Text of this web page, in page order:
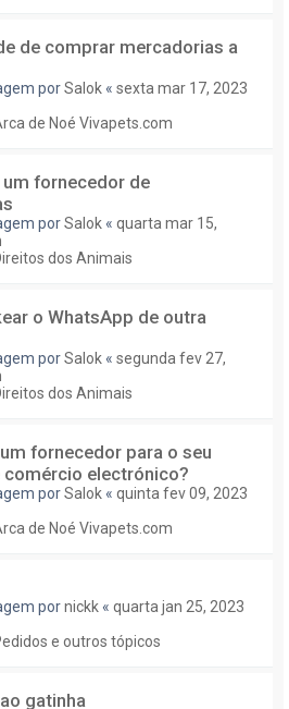
de comprar mercadorias a
porSalok « sexta mar 17, 2023
de Noé Vivapets.com
fornecedor de
porSalok « quarta mar 15,
dos Animais
o WhatsApp de outra
porSalok « segunda fev 27,
dos Animais
fornecedor para o seu
comércio electrónico?
porSalok « quinta fev 09, 2023
de Noé Vivapets.com
pornickk « quarta jan 25, 2023
e outros tópicos
gatinha